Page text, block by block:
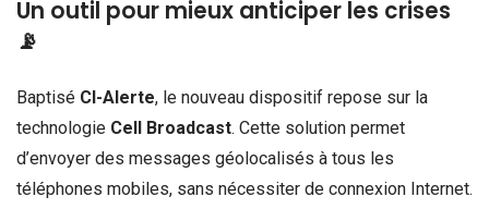
Un outil pour mieux anticiper les crises
📡
Baptisé CI-Alerte, le nouveau dispositif repose sur la
technologie Cell Broadcast. Cette solution permet
d’envoyer des messages géolocalisés à tous les
téléphones mobiles, sans nécessiter de connexion Internet.